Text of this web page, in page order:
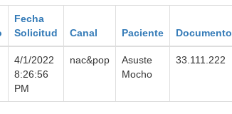
Fecha
Solicitud
Canal Paciente Documento
4/1/2022
8:26:56
PM
nac&pop
Asuste
Mocho
33.111.222